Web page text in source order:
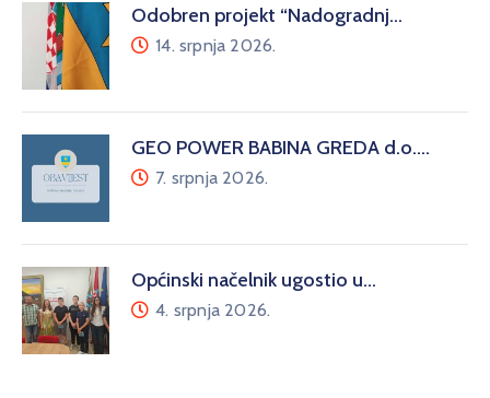
Odobren projekt “Nadogradnj…
14. srpnja 2026.
GEO POWER BABINA GREDA d.o.…
7. srpnja 2026.
Općinski načelnik ugostio u…
4. srpnja 2026.